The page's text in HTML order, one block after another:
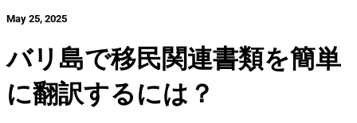
May 25, 2025
バリ島で移民関連書類を簡単
に翻訳するには？